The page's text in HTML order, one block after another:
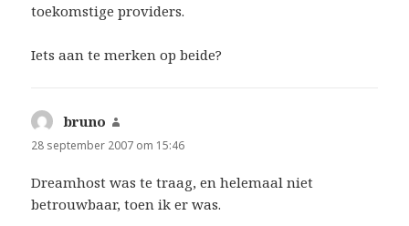
toekomstige providers.
Iets aan te merken op beide?
bruno
28 september 2007 om 15:46
Dreamhost was te traag, en helemaal niet
betrouwbaar, toen ik er was.